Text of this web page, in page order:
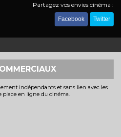
Partagez vos envies cinéma :
Facebook Twitter
indépendants et sans lien avec les
place en ligne du cinéma.